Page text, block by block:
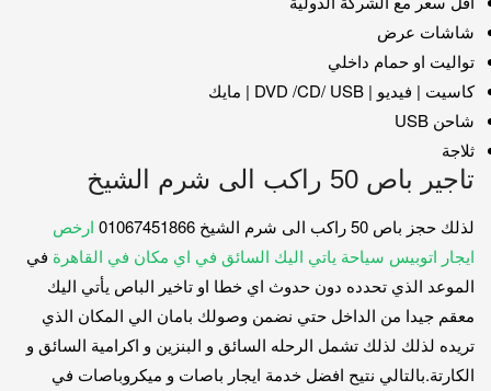
شاشات عرض
تواليت او حمام داخلي
كاسيت | فيديو | DVD /CD/ USB | مايك
شاحن USB
ثلاجة
تاجير باص 50 راكب الى شرم الشيخ
لذلك حجز باص 50 راكب الى شرم الشيخ 01067451866
ارخص
ايجار اتوبيس سياحة ياتي اليك السائق في اي مكان في القاهرة في
الموعد الذي تحدده دون حدوث اي خطا او تاخير الباص يأتي اليك
معقم جيدا من الداخل حتي نضمن وصولك بامان الي المكان الذي
تريده لذلك لذلك تشمل الرحله السائق و البنزين و اكرامية السائق و
الكارتة.بالتالي نتيح افضل خدمة ايجار باصات و ميكروباصات في